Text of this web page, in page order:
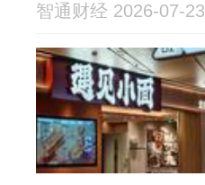
智通财经 2026-07-23